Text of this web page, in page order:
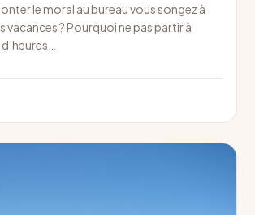
le moral au bureau vous songez à
vacances ? Pourquoi ne pas partir à